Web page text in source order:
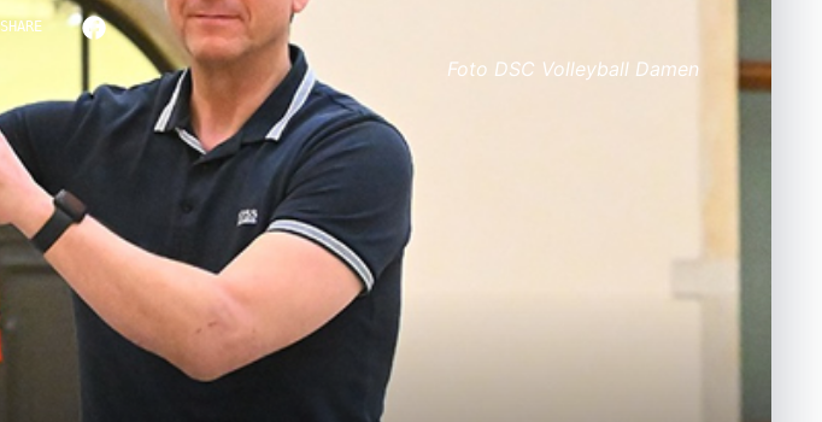
SHARE
Foto DSC Volleyball Damen